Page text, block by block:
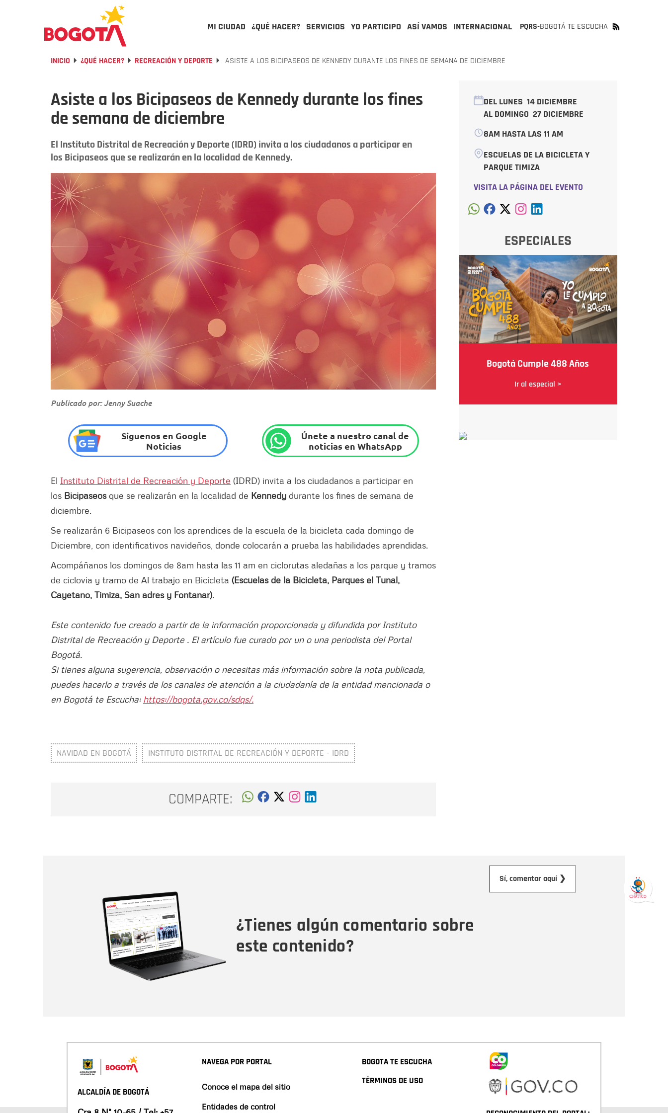
MI CIUDAD ¿QUÉ HACER? SERVICIOS YO PARTICIPO ASÍ VAMOS INTERNACIONAL PQRS-BOGOTÁ TE ESCUCHA
INICIO ¿QUÉ HACER? RECREACIÓN Y DEPORTE ASISTE A LOS BICIPASEOS DE KENNEDY DURANTE LOS FINES DE SEMANA DE DICIEMBRE
Asiste a los Bicipaseos de Kennedy durante los fines
de semana de diciembre
El Instituto Distrital de Recreación y Deporte (IDRD) invita a los ciudadanos a participar en
los Bicipaseos que se realizarán en la localidad de Kennedy.
Publicado por: Jenny Suache
Síguenos en Google
Noticias
Únete a nuestro canal de
noticias en WhatsApp
El Instituto Distrital de Recreación y Deporte (IDRD) invita a los ciudadanos a participar en
los Bicipaseosque se realizarán en la localidad de Kennedy durante los fines de semana de
diciembre.
Se realizarán 6 Bicipaseos con los aprendices de la escuela de la bicicleta cada domingo de
Diciembre, con identificativos navideños, donde colocarán a prueba las habilidades aprendidas.
Acompáñanos los domingos de 8am hasta las 11 am en ciclorutas aledañas a los parque y tramos
de ciclovia y tramo de Al trabajo en Bicicleta (Escuelas de la Bicicleta, Parques el Tunal,
Cayetano, Timiza, San adres y Fontanar).
Este contenido fue creado a partir de la información proporcionada y difundida por Instituto
Distrital de Recreación y Deporte . El artículo fue curado por un o una periodista del Portal
Bogotá.
Si tienes alguna sugerencia, observación o necesitas más información sobre la nota publicada,
puedes hacerlo a través de los canales de atención a la ciudadanía de la entidad mencionada o
en Bogotá te Escucha: https://bogota.gov.co/sdqs/.
NAVIDAD EN BOGOTÁ INSTITUTO DISTRITAL DE RECREACIÓN Y DEPORTE - IDRD
COMPARTE:
DEL LUNES 14 DICIEMBRE
AL DOMINGO 27 DICIEMBRE
8AM HASTA LAS 11 AM
ESCUELAS DE LA BICICLETA Y
PARQUE TIMIZA
VISITA LA PÁGINA DEL EVENTO
ESPECIALES
Bogotá Cumple 488 Años
Ir al especial >
¿Tienes algún comentario sobre
este contenido?
Sí, comentar aquí ❯
ALCALDÍA DE BOGOTÁ
NAVEGA POR PORTAL
Conoce el mapa del sitio
Entidades de control
BOGOTA TE ESCUCHA
TÉRMINOS DE USO